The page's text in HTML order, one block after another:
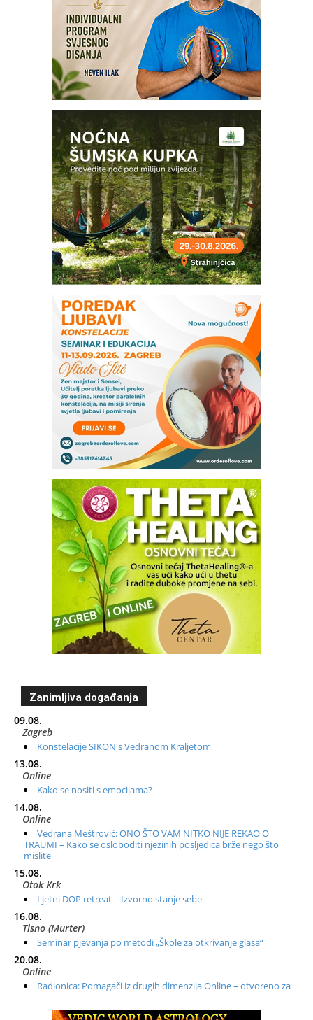
Zanimljiva događanja
09.08.
Zagreb
Konstelacije SIKON s Vedranom Kraljetom
13.08.
Online
Kako se nositi s emocijama?
14.08.
Online
Vedrana Meštrović: ONO ŠTO VAM NITKO NIJE REKAO O
TRAUMI – Kako se osloboditi njezinih posljedica brže nego što
mislite
15.08.
Otok Krk
Ljetni DOP retreat – Izvorno stanje sebe
16.08.
Tisno (Murter)
Seminar pjevanja po metodi „Škole za otkrivanje glasa“
20.08.
Online
Radionica: Pomagači iz drugih dimenzija Online – otvoreno za